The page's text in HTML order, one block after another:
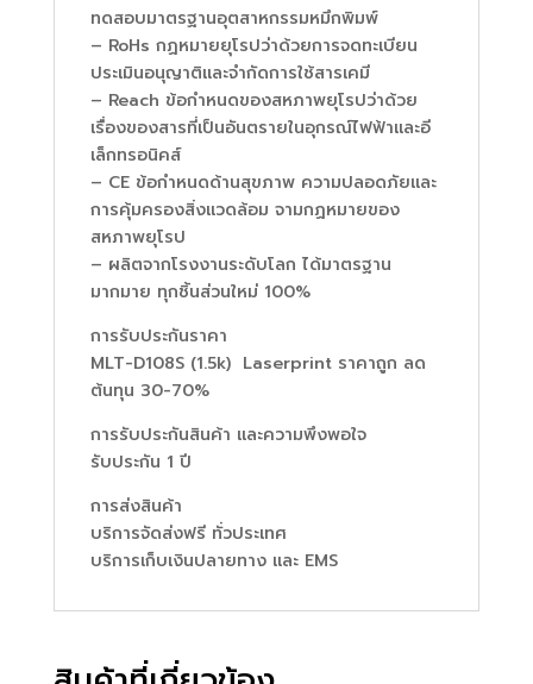
ทดสอบมาตรฐานอุตสาหกรรมหมึกพิมพ์
– RoHs กฏหมายยุโรปว่าด้วยการจดทะเบียน
ประเมินอนุญาติและจำกัดการใช้สารเคมี
– Reach ข้อกำหนดของสหภาพยุโรปว่าด้วย
เรื่องของสารที่เป็นอันตรายในอุกรณ์ไฟฟ้าและอี
เล็กทรอนิคส์
– CE ข้อกำหนดด้านสุขภาพ ความปลอดภัยและ
การคุ้มครองสิ่งแวดล้อม จามกฏหมายของ
สหภาพยุโรป
– ผลิตจากโรงงานระดับโลก ได้มาตรฐาน
มากมาย ทุกชิ้นส่วนใหม่ 100%
การรับประกันราคา
MLT-D108S (1.5k) Laserprint ราคาถูก ลด
ต้นทุน 30-70%
การรับประกันสินค้า และความพึงพอใจ
รับประกัน 1 ปี
การส่งสินค้า
บริการจัดส่งฟรี ทั่วประเทศ
บริการเก็บเงินปลายทาง และ EMS